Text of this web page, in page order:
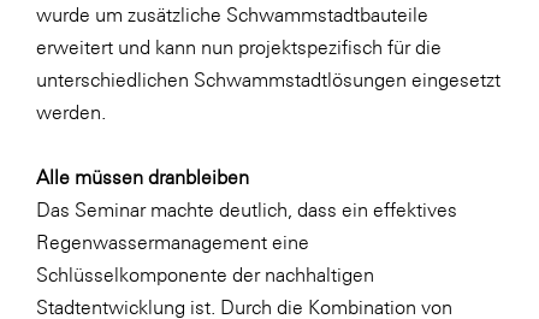
wurde um zusätzliche Schwammstadtbauteile
erweitert und kann nun projektspezifisch für die
unterschiedlichen Schwammstadtlösungen eingesetzt
werden.
Alle müssen dranbleiben
Das Seminar machte deutlich, dass ein effektives
Regenwassermanagement eine
Schlüsselkomponente der nachhaltigen
Stadtentwicklung ist. Durch die Kombination von